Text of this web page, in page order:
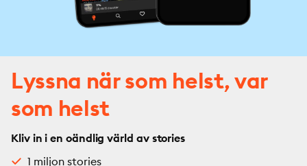
Lyssna när som helst, var
som helst
Kliv in i en oändlig värld av stories
1 miljon stories